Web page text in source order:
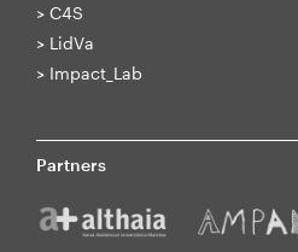
> C4S
> LidVa
> Impact_Lab
Partners